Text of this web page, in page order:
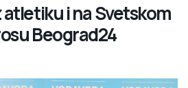
atletiku i na Svetskom
Beograd24